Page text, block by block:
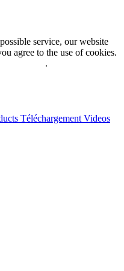
service, our website
agree to the use of cookies.
.
Téléchargement Videos